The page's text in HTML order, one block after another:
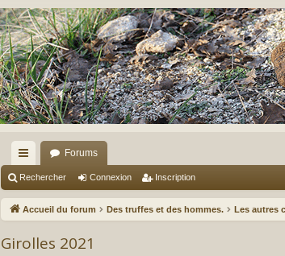
ac
co
ci
Forums
Rechercher Connexion Inscription
Accueil du forum Des truffes et des hommes. Les autres
Girolles 2021